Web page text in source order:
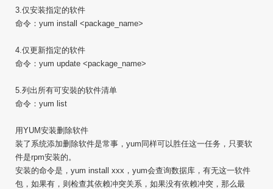
3.仅安装指定的软件
命令：yum install <package_name>
4.仅更新指定的软件
命令：yum update <package_name>
5.列出所有可安裝的软件清单
命令：yum list
用YUM安装删除软件
装了系统添加删除软件是常事，yum同样可以胜任这一任务，只要软
件是rpm安装的。
安装的命令是，yum install xxx，yum会查询数据库，有无这一软件
包，如果有，则检查其依赖冲突关系，如果没有依赖冲突，那么最